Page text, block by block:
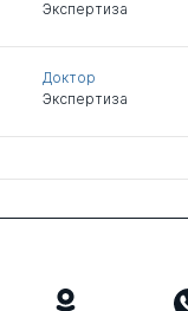
Экспертиза
Доктор
Экспертиза